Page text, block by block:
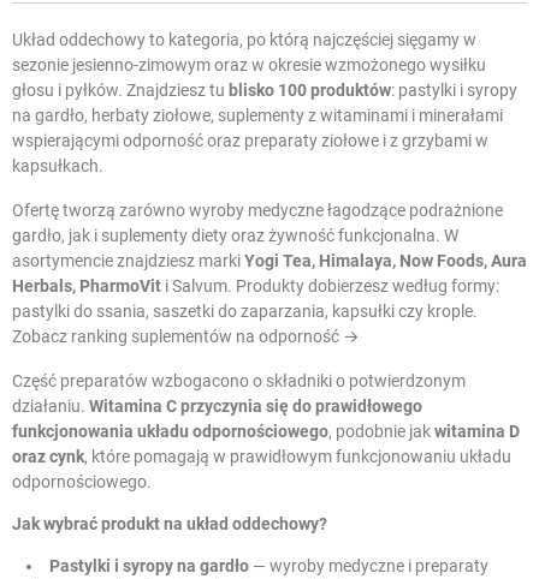
Układ oddechowy to kategoria, po którą najczęściej sięgamy w
sezonie jesienno-zimowym oraz w okresie wzmożonego wysiłku
głosu i pyłków. Znajdziesz tu blisko 100 produktów: pastylki i syropy
na gardło, herbaty ziołowe, suplementy z witaminami i minerałami
wspierającymi odporność oraz preparaty ziołowe i z grzybami w
kapsułkach.
Ofertę tworzą zarówno wyroby medyczne łagodzące podrażnione
gardło, jak i suplementy diety oraz żywność funkcjonalna. W
asortymencie znajdziesz markiYogi Tea, Himalaya, Now Foods, Aura
Herbals, PharmoVit i Salvum. Produkty dobierzesz według formy:
pastylki do ssania, saszetki do zaparzania, kapsułki czy krople.
Zobacz ranking suplementów na odporność →
Część preparatów wzbogacono o składniki o potwierdzonym
działaniu. Witamina C przyczynia się do prawidłowego
funkcjonowania układu odpornościowego, podobnie jakwitamina D
oraz cynk, które pomagają w prawidłowym funkcjonowaniu układu
odpornościowego.
Jak wybrać produkt na układ oddechowy?
Pastylki i syropy na gardło — wyroby medyczne i preparaty